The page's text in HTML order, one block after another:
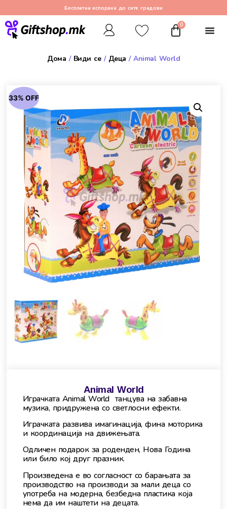
Бесплатна испорака до сите градови
0
Дома / Види се/ Деца / Animal World
33% OFF
Animal World
Играчката Animal World танцува на забавна
музика, придружена со светлосни ефекти.
Играчката развива имагинација, фина моторика
и координација на движењата.
Одличен подарок за роденден, Нова Година
или било кој друг празник.
Произведена е во согласност со барањата за
производство на производи за мали деца со
употреба на модерна, безбедна пластика која
нема да им наштети на децата.